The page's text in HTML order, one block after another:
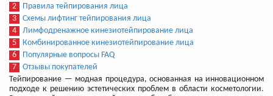
2
Правила тейпирования лица
3
Схемы лифтинг тейпирования лица
4
Лимфодренажное кинезиотейпирование лица
5
Комбинированное кинезиотейпирование лица
6
Популярные вопросы FAQ
7
Отзывы покупателей
Тейпирование — модная процедура, основанная на инновационном
подходе к решению эстетических проблем в области косметологии.